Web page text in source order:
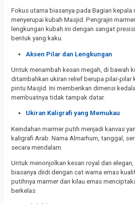
Fokus utama biasanya pada Bagian kepala
menyerupai kubah Masjid. Pengrajin
lengkungan kubah ini dengan sangat
bentuk yang kaku.
Aksen Pilar dan Lengkungan
Untuk menambah kesan megah, di bawah
ditambahkan ukiran relief berupa pilar-pilar
pintu Masjid. Ini memberikan dimensi
membuatnya tidak tampak datar.
Ukiran Kaligrafi yang Memukau
Keindahan marmer putih menjadi kanvas
kaligrafi Arab. Nama Almarhum, tanggal,
secara mendalam.
Untuk menonjolkan kesan royal dan
biasanya diidi dengan cat warna emas
putihnya marmer dan kilau emas
berkelas.